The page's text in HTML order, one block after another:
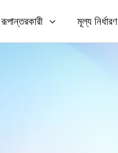
রূপান্তরকারী মূল্য নির্ধারণ